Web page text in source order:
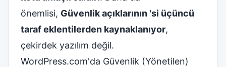
önemlisi, Güvenlik açıklarının 'si üçüncü
taraf eklentilerden kaynaklanıyor,
çekirdek yazılım değil.
WordPress.com'da Güvenlik (Yönetilen)